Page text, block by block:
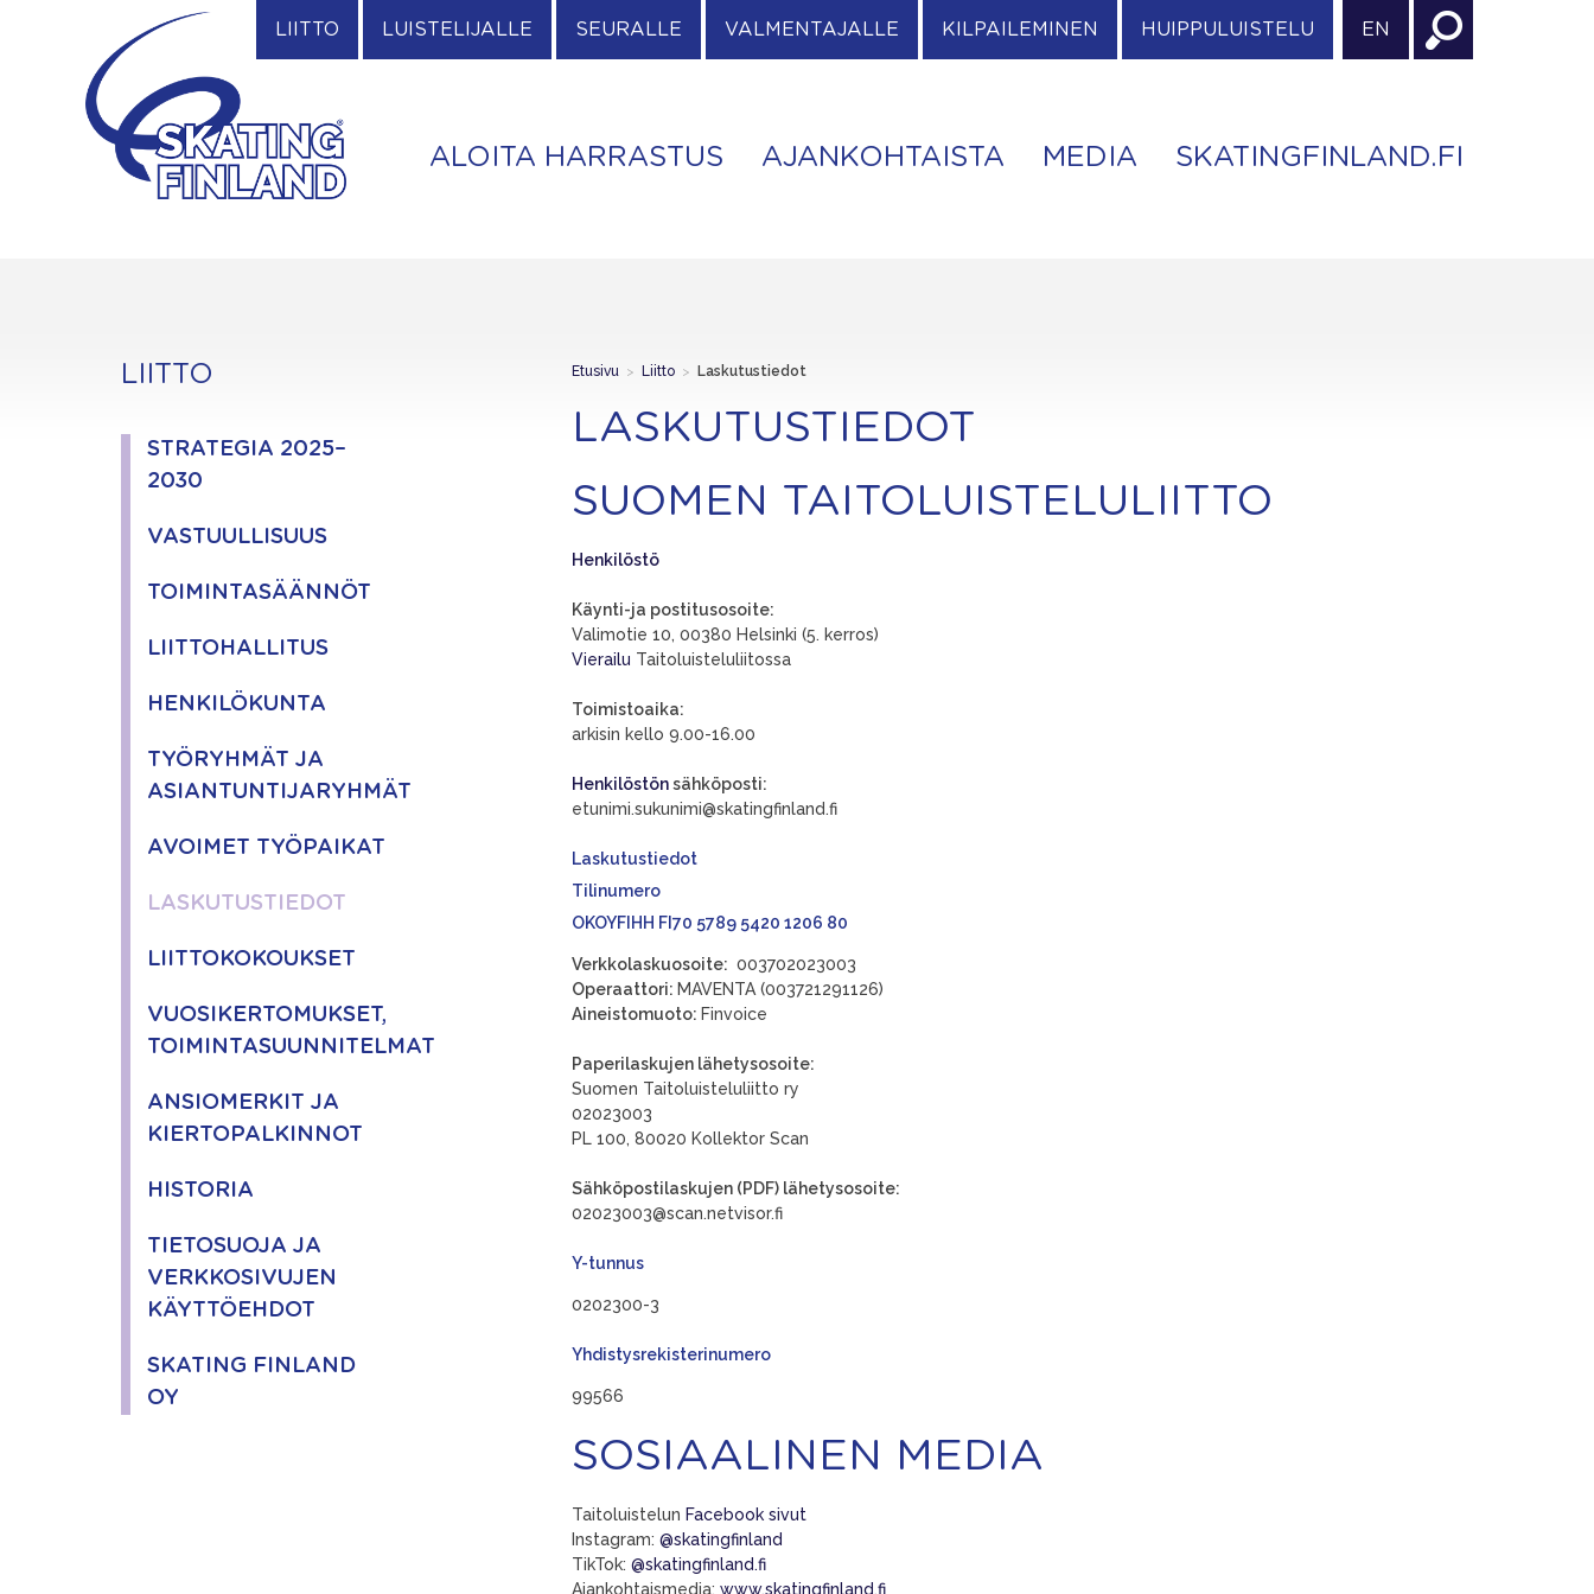
LIITTO LUISTELIJALLE SEURALLE VALMENTAJALLE KILPAILEMINEN HUIPPULUISTELU EN
ALOITA HARRASTUS AJANKOHTAISTA MEDIA SKATINGFINLAND.FI
LIITTO
STRATEGIA 2025–
2030
VASTUULLISUUS
TOIMINTASÄÄNNÖT
LIITTOHALLITUS
HENKILÖKUNTA
TYÖRYHMÄT JA
ASIANTUNTIJARYHMÄT
AVOIMET TYÖPAIKAT
LASKUTUSTIEDOT
LIITTOKOKOUKSET
VUOSIKERTOMUKSET,
TOIMINTASUUNNITELMAT
ANSIOMERKIT JA
KIERTOPALKINNOT
HISTORIA
TIETOSUOJA JA
VERKKOSIVUJEN
KÄYTTÖEHDOT
SKATING FINLAND
OY
Etusivu > Liitto > Laskutustiedot
LASKUTUSTIEDOT
SUOMEN TAITOLUISTELULIITTO
Henkilöstö
Käynti-ja postitusosoite:
Valimotie 10, 00380 Helsinki (5. kerros)
Vierailu Taitoluisteluliitossa
Toimistoaika:
arkisin kello 9.00-16.00
Henkilöstönsähköposti:
etunimi.sukunimi@skatingfinland.fi
Laskutustiedot
Tilinumero
OKOYFIHH FI70 5789 5420 1206 80
Verkkolaskuosoite: 003702023003
Operaattori: MAVENTA (003721291126)
Aineistomuoto: Finvoice
Paperilaskujen lähetysosoite:
Suomen Taitoluisteluliitto ry
02023003
PL 100, 80020 Kollektor Scan
Sähköpostilaskujen (PDF) lähetysosoite:
02023003@scan.netvisor.fi
Y-tunnus
0202300-3
Yhdistysrekisterinumero
99566
SOSIAALINEN MEDIA
Taitoluistelun Facebook sivut
Instagram: @skatingfinland
TikTok: @skatingfinland.fi
Ajankohtaismedia: www.skatingfinland.fi